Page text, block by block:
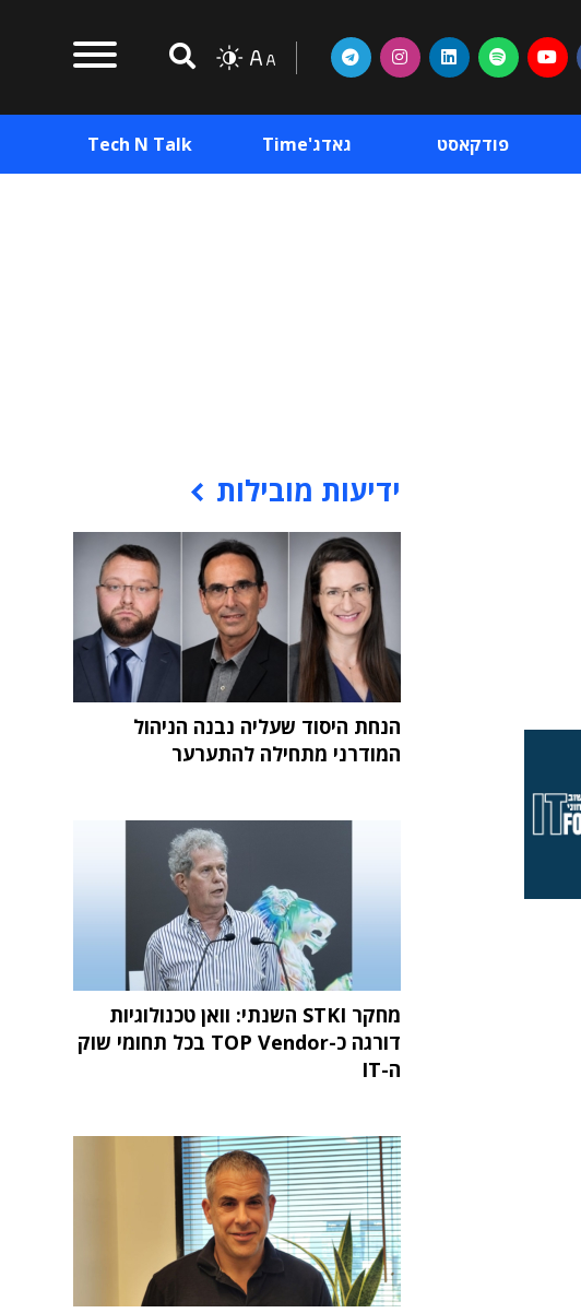
פודקאסט גאדג'Time Tech N Talk
ידיעות מובילות
הנחת היסוד שעליה נבנה הניהול
המודרני מתחילה להתערער
מחקר STKI השנתי: וואן טכנולוגיות
דורגה כ-TOP Vendor בכל תחומי שוק
ה-IT